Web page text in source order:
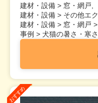
建材・設備 > 窓・網戸,
建材・設備 > その他エ
建材・設備 > 窓・網戸 >
事例 > 犬猫の暑さ・寒